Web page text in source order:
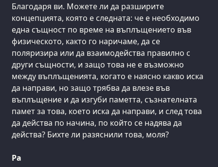
Благодаря ви. Можете ли да разширите
концепцията, която е следната: че е необходимо
една същност по време на въплъщението във
физическото, както го наричаме, да се
поляризира или да взаимодейства правилно с
други същности, и защо това не е възможно
между въплъщенията, когато е наясно какво иска
да направи, но защо трябва да влезе във
въплъщение и да изгуби паметта, съзнателната
памет за това, което иска да направи, и след това
да действа по начина, по който се надява да
действа? Бихте ли разяснили това, моля?
Ра